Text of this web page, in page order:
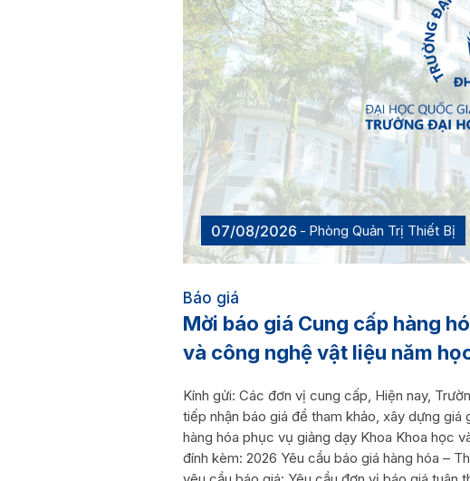
07/08/2026 Phòng Quản Trị Thiết Bị
Báo giá
Mời báo giá Cung cấp hàng
và công nghệ vật liệu năm
Kính gửi: Các đơn vị cung cấp, Hiện nay,
tiếp nhận báo giá để tham khảo, xây dựng
hàng hóa phục vụ giảng dạy Khoa Khoa học
đính kèm: 2026 Yêu cầu báo giá hàng hóa –